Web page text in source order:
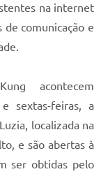
na internet
comunicação e
acontecem
sextas-feiras, a
localizada na
e são abertas à
ser obtidas pelo